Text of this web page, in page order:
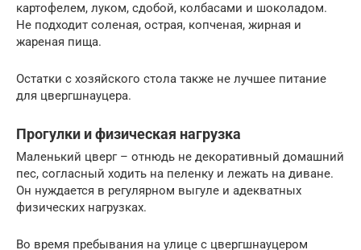
картофелем, луком, сдобой, колбасами и шоколадом.
Не подходит соленая, острая, копченая, жирная и
жареная пища.
Остатки с хозяйского стола также не лучшее питание
для цвергшнауцера.
Прогулки и физическая нагрузка
Маленький цверг – отнюдь не декоративный домашний
пес, согласный ходить на пеленку и лежать на диване.
Он нуждается в регулярном выгуле и адекватных
физических нагрузках.
Во время пребывания на улице с цвергшнауцером